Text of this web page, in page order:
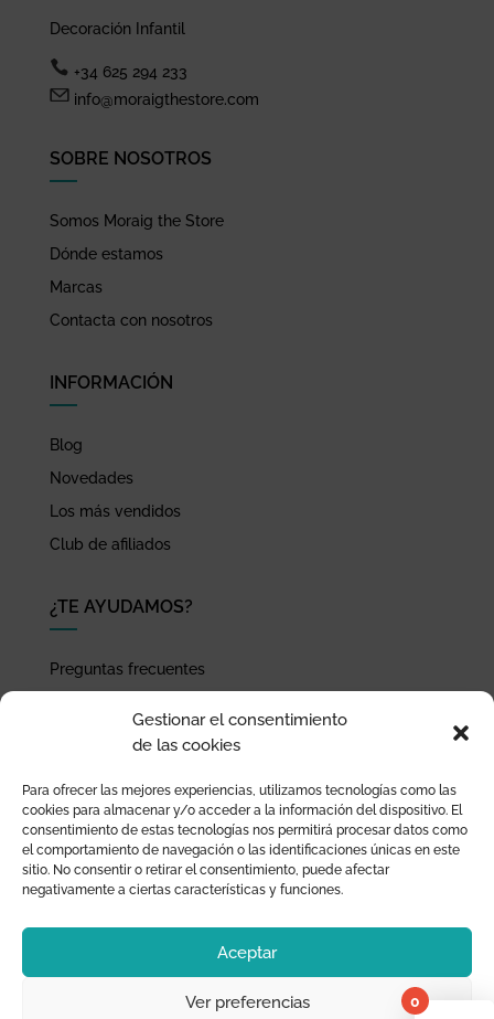
Gestionar el consentimiento
de las cookies
Para ofrecer las mejores experiencias, utilizamos tecnologías como las
cookies para almacenar y/o acceder a la información del dispositivo. El
consentimiento de estas tecnologías nos permitirá procesar datos como
el comportamiento de navegación o las identificaciones únicas en este
sitio. No consentir o retirar el consentimiento, puede afectar
negativamente a ciertas características y funciones.
Aceptar
Ver preferencias
Decoración Infantil
+34 625 294 233
info@moraigthestore.com
SOBRE NOSOTROS
Somos Moraig the Store
Dónde estamos
Marcas
Contacta con nosotros
INFORMACIÓN
Blog
Novedades
Los más vendidos
Club de afiliados
¿TE AYUDAMOS?
Preguntas frecuentes
Pago seguro
Devoluciones y garantía
0